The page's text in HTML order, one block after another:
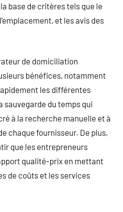
base de critères tels que le
et les avis des
de domiciliation
bénéfices, notamment
les différentes
sauvegarde du temps qui
à la recherche manuelle et à
chaque fournisseur. De plus,
que les entrepreneurs
qualité-prix en mettant
de coûts et les services